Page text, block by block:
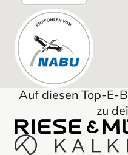
Auf diesen Top-E-
zu